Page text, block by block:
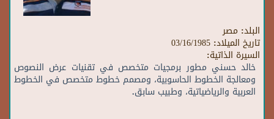
البلد: مصر
تاريخ الميلاد: 03/16/1985
السيرة الذاتية:
خالد حسني مطور برمجيات متخصص في تقنيات عرض النصوص
ومعالجة الخطوط الحاسوبية، ومصمم خطوط متخصص في الخطوط
العربية والرياضياتية، وطبيب سابق.